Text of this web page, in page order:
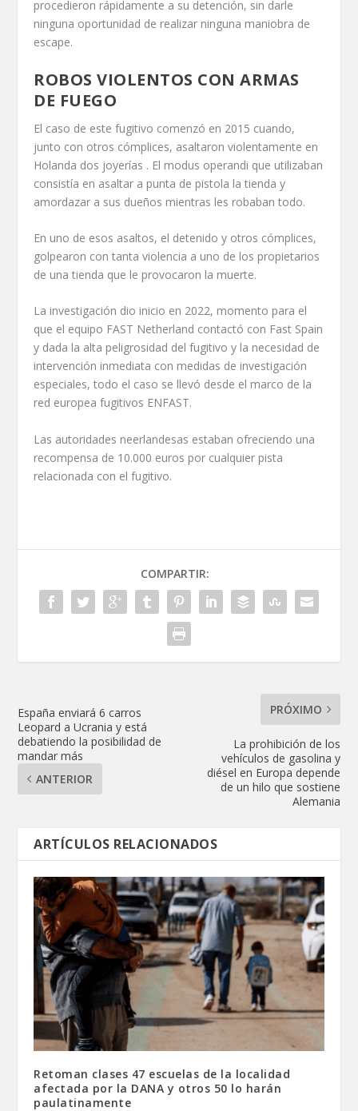
procedieron rápidamente a su detención, sin darle
ninguna oportunidad de realizar ninguna maniobra de
escape.
ROBOS VIOLENTOS CON ARMAS
DE FUEGO
El caso de este fugitivo comenzó en 2015 cuando,
junto con otros cómplices, asaltaron violentamente en
Holanda dos joyerías . El modus operandi que utilizaban
consistía en asaltar a punta de pistola la tienda y
amordazar a sus dueños mientras les robaban todo.
En uno de esos asaltos, el detenido y otros cómplices,
golpearon con tanta violencia a uno de los propietarios
de una tienda que le provocaron la muerte.
La investigación dio inicio en 2022, momento para el
que el equipo FAST Netherland contactó con Fast Spain
y dada la alta peligrosidad del fugitivo y la necesidad de
intervención inmediata con medidas de investigación
especiales, todo el caso se llevó desde el marco de la
red europea fugitivos ENFAST.
Las autoridades neerlandesas estaban ofreciendo una
recompensa de 10.000 euros por cualquier pista
relacionada con el fugitivo.
COMPARTIR:
España enviará 6 carros
Leopard a Ucrania y está
debatiendo la posibilidad de
mandar más
ANTERIOR
PRÓXIMO
La prohibición de los
vehículos de gasolina y
diésel en Europa depende
de un hilo que sostiene
Alemania
ARTÍCULOS RELACIONADOS
Retoman clases 47 escuelas de la localidad
afectada por la DANA y otros 50 lo harán
paulatinamente